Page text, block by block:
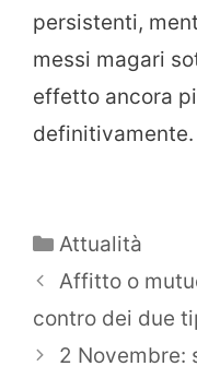
persistenti,
messi magari
effetto ancora
definitivamente.
Categorie
Attualità
Affitto o
contro dei due
2 Novembre: